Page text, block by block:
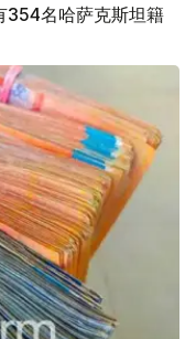
354名哈萨克斯坦籍